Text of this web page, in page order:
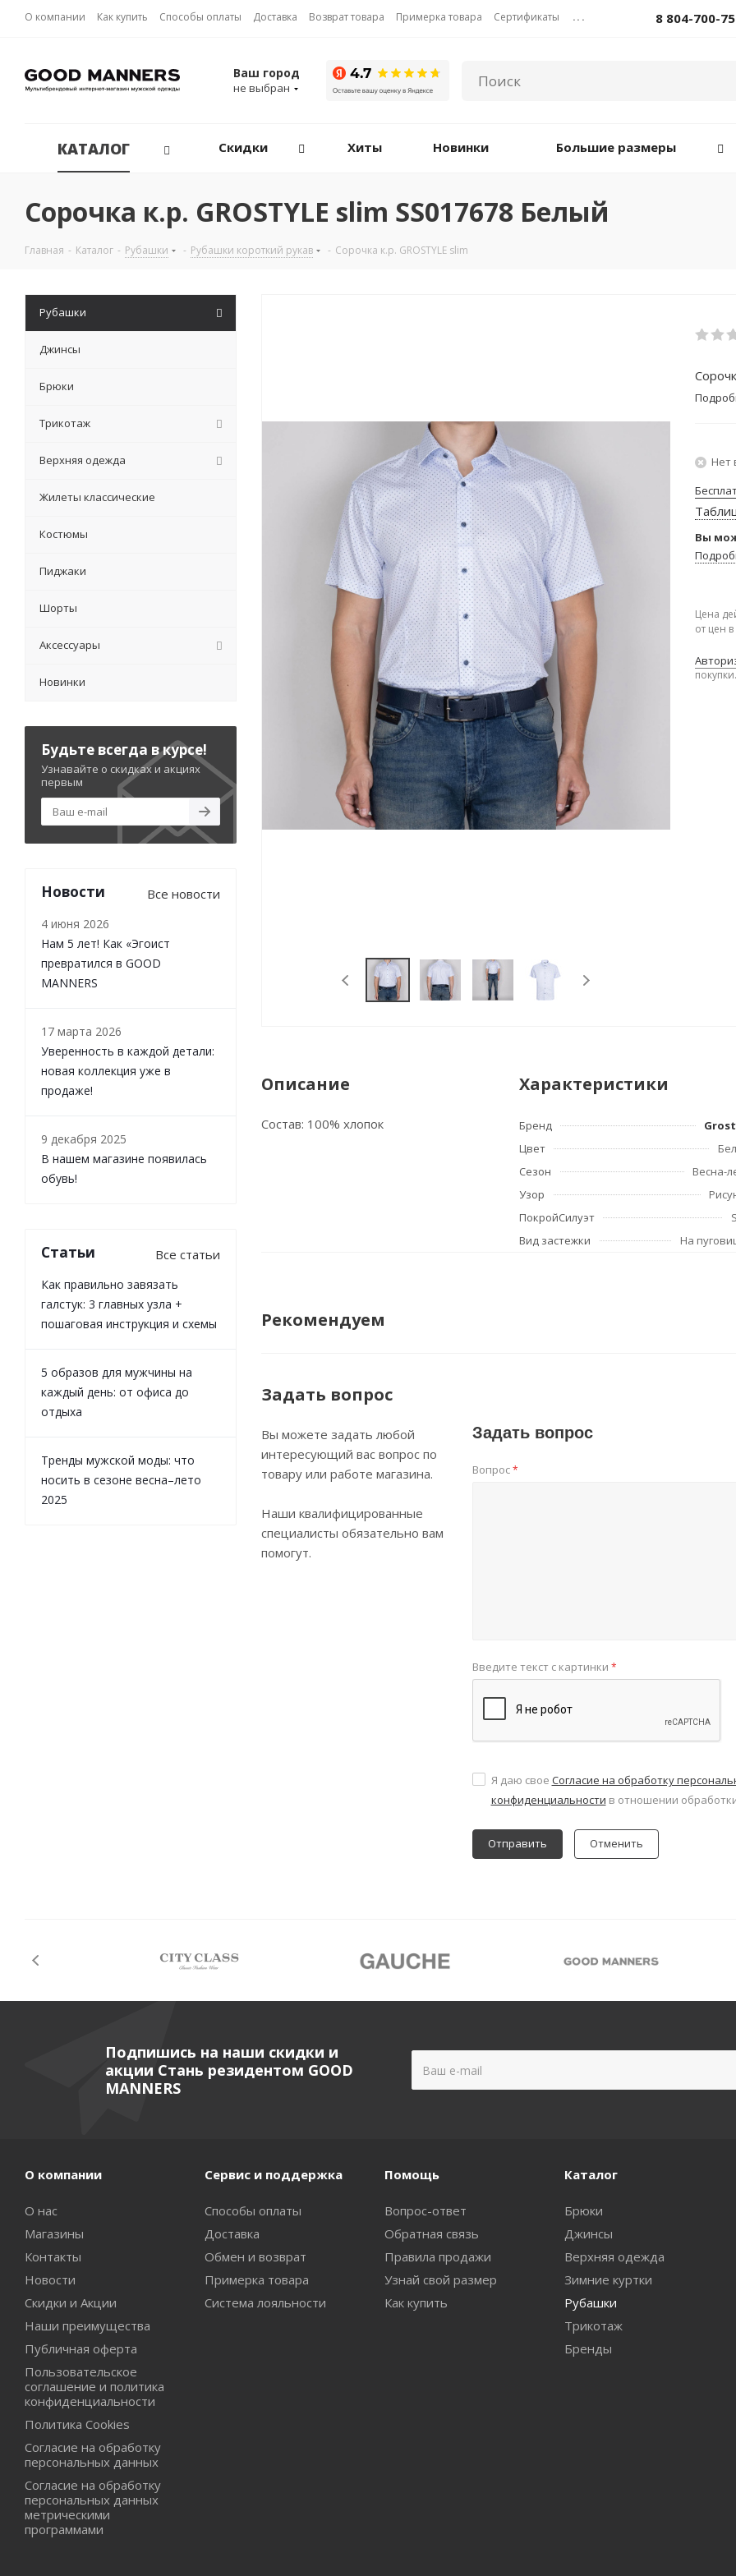
О компании Как купить Способы оплаты Доставка Возврат товара Примерка товара Сертификаты ... 8 804-700-
Ваш город
не выбран
КАТАЛОГ Скидки Хиты Новинки Большие размеры
Сорочка к.р. GROSTYLE slim SS017678 Белый
Главная - Каталог - Рубашки - Рубашки короткий рукав - Сорочка к.р. GROSTYLE slim
Нет
Вы
Цена
от цен
покупки.
Описание
Состав: 100% хлопок
Характеристики
Бренд
Цвет
Сезон
Весна-
Узор
ПокройСилуэт
Вид застежки
На
Рекомендуем
Задать вопрос
Вы можете задать любой
интересующий вас вопрос по
товару или работе магазина.
Наши квалифицированные
специалисты обязательно вам
помогут.
Задать вопрос
Вопрос*
Введите текст с картинки *
Я даю свое Согласие на обработку
конфиденциальности в отношении
Отменить
Рубашки
Джинсы
Брюки
Трикотаж
Верхняя одежда
Жилеты классические
Костюмы
Пиджаки
Шорты
Аксессуары
Новинки
Будьте всегда в курсе!
Узнавайте о скидках и акциях
первым
Новости Все новости
4 июня 2026
Нам 5 лет! Как «Эгоист
превратился в GOOD
MANNERS
17 марта 2026
Уверенность в каждой детали:
новая коллекция уже в
продаже!
9 декабря 2025
В нашем магазине появилась
обувь!
Статьи Все статьи
Как правильно завязать
галстук: 3 главных узла +
пошаговая инструкция и схемы
5 образов для мужчины на
каждый день: от офиса до
отдыха
Тренды мужской моды: что
носить в сезоне весна–лето
2025
Подпишись на наши скидки и
акции Стань резидентом GOOD
MANNERS
О компании
О нас
Магазины
Контакты
Новости
Скидки и Акции
Наши преимущества
Публичная оферта
Пользовательское
соглашение и политика
конфиденциальности
Политика Cookies
Согласие на обработку
персональных данных
Согласие на обработку
персональных данных
метрическими
программами
Сервис и поддержка
Способы оплаты
Доставка
Обмен и возврат
Примерка товара
Система лояльности
Помощь
Вопрос-ответ
Обратная связь
Правила продажи
Узнай свой размер
Как купить
Каталог
Брюки
Джинсы
Верхняя одежда
Зимние куртки
Рубашки
Трикотаж
Бренды